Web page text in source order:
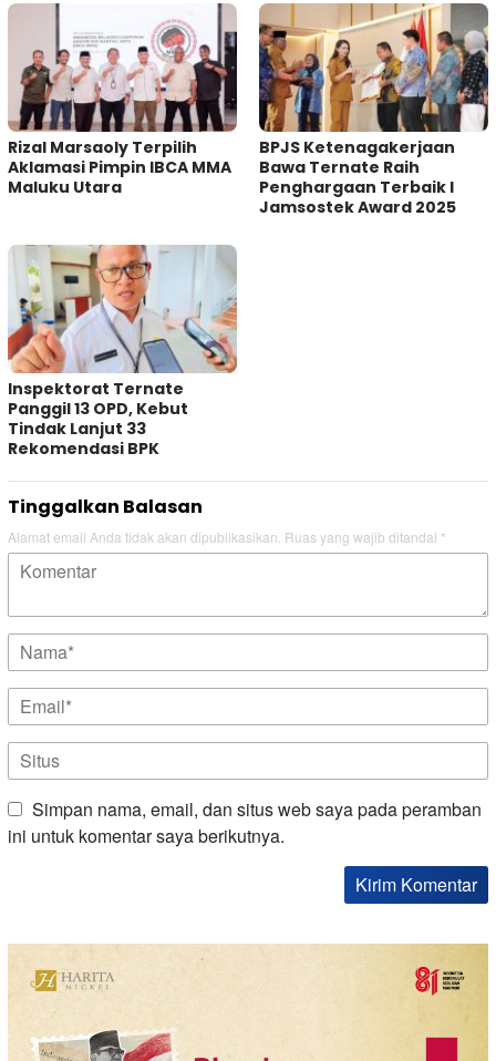
Rizal Marsaoly Terpilih
Aklamasi Pimpin IBCA MMA
Maluku Utara
BPJS Ketenagakerjaan
Bawa Ternate Raih
Penghargaan Terbaik I
Jamsostek Award 2025
Inspektorat Ternate
Panggil 13 OPD, Kebut
Tindak Lanjut 33
Rekomendasi BPK
Tinggalkan Balasan
Alamat email Anda tidak akan dipublikasikan. Ruas yang wajib ditandai *
Simpan nama, email, dan situs web saya pada peramban
ini untuk komentar saya berikutnya.